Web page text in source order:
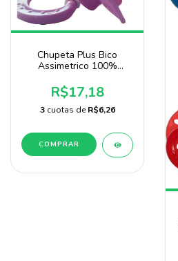
Chupeta Plus Bico
Assimetrico 100%
Unidades Baby Nany
R$17,18
3 cuotas deR$6,26
COMPRAR